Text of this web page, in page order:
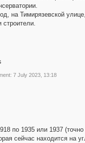
на Тимирязевской
строители.
7 July 2023, 13:18
по 1935 или 1937
сейчас находится на